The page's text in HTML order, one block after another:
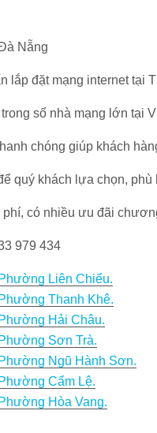
Nẵng
lắp đặt mạng internet tại
số nhà mạng lớn tại
chóng giúp khách
quý khách lựa chọn,
phí, có nhiều ưu đãi
979 434
Liên Chiểu.
Thanh Khê.
Hải Châu.
Sơn Trà.
Ngũ Hành Sơn.
Cẩm Lệ.
Hòa Vang.